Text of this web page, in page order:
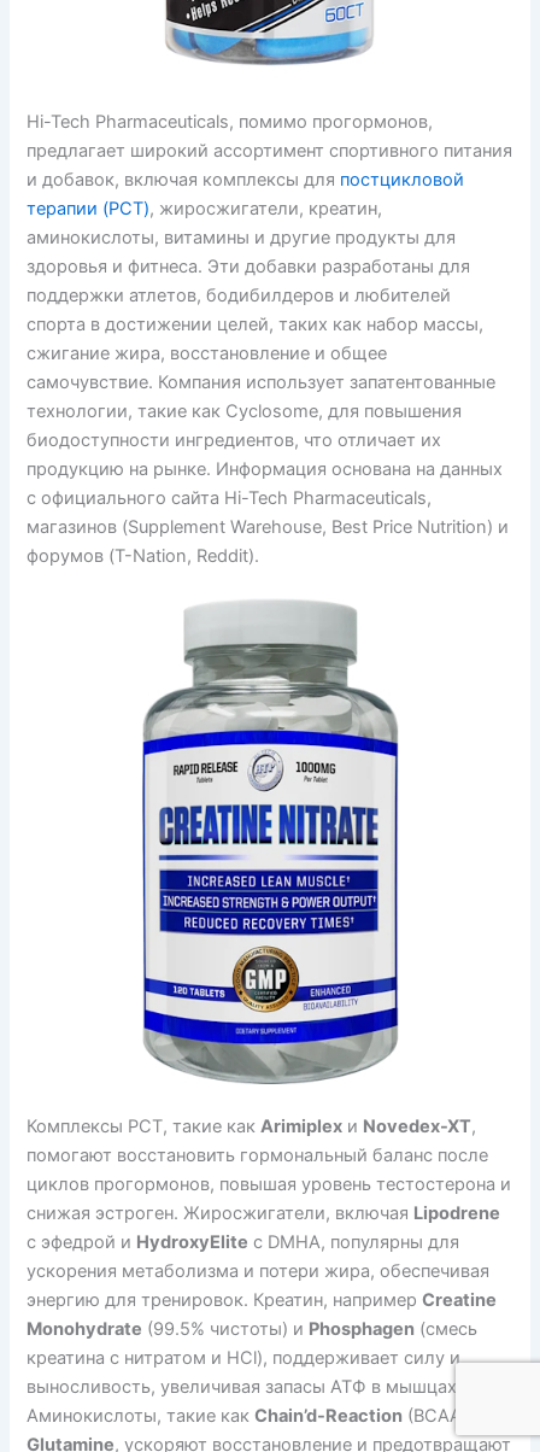
Hi-Tech Pharmaceuticals, помимо прогормонов,
предлагает широкий ассортимент спортивного питания
и добавок, включая комплексы для постцикловой
терапии (PCT), жиросжигатели, креатин,
аминокислоты, витамины и другие продукты для
здоровья и фитнеса. Эти добавки разработаны для
поддержки атлетов, бодибилдеров и любителей
спорта в достижении целей, таких как набор массы,
сжигание жира, восстановление и общее
самочувствие. Компания использует запатентованные
технологии, такие как Cyclosome, для повышения
биодоступности ингредиентов, что отличает их
продукцию на рынке. Информация основана на данных
с официального сайта Hi-Tech Pharmaceuticals,
магазинов (Supplement Warehouse, Best Price Nutrition) и
форумов (T-Nation, Reddit).
Комплексы PCT, такие какArimiplex и Novedex-XT,
помогают восстановить гормональный баланс после
циклов прогормонов, повышая уровень тестостерона и
снижая эстроген. Жиросжигатели, включая Lipodrene
с эфедрой и HydroxyElite с DMHA, популярны для
ускорения метаболизма и потери жира, обеспечивая
энергию для тренировок. Креатин, напримерCreatine
Monohydrate (99.5% чистоты) и Phosphagen (смесь
креатина с нитратом и HCl), поддерживает силу и
выносливость, увеличивая запасы АТФ в мышцах.
Аминокислоты, такие какChain’d-Reaction (BCAA) и
Glutamine, ускоряют восстановление и предотвращают